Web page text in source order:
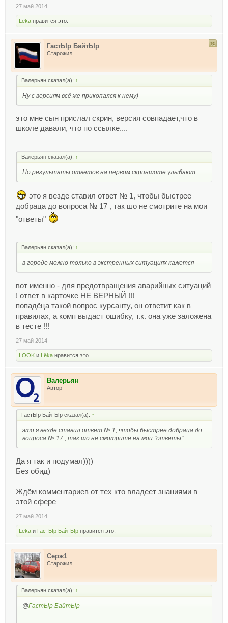
27 май 2014
Lёka нравится это.
ГастЫр БайтЫр
Старожил
Валерьян сказал(а): ↑
Ну с версиям всё же прикопался к нему)
это мне сын прислал скрин, версия совпадает,что в
школе давали, что по ссылке....
Валерьян сказал(а): ↑
Но результаты ответов на первом скриншоте улыбают
это я везде ставил ответ № 1, чтобы быстрее
добраца до вопроса № 17 , так шо не смотрите на мои
"ответы"
Валерьян сказал(а): ↑
в городе можно только в экстренных ситуациях кажется
вот именно - для предотвращения аварийных ситуаций
! ответ в карточке НЕ ВЕРНЫЙ !!!
попадёца такой вопрос курсанту, он ответит как в
правилах, а комп выдаст ошибку, т.к. она уже заложена
в тесте !!!
27 май 2014
LOOK и Lёka нравится это.
Валерьян
Автор
ГастЫр БайтЫр сказал(а): ↑
это я везде ставил ответ № 1, чтобы быстрее добраца до
вопроса № 17 , так шо не смотрите на мои "ответы"
Да я так и подумал))))
Без обид)
Ждём комментариев от тех кто владеет знаниями в
этой сфере
27 май 2014
Lёka и ГастЫр БайтЫр нравится это.
Серж1
Старожил
Валерьян сказал(а): ↑
@ГастЫр БайтЫр